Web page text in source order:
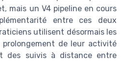
mais un V4 pipeline en cours
entre ces deux
utilisent désormais les
prolongement de leur activité
des suivis à distance entre